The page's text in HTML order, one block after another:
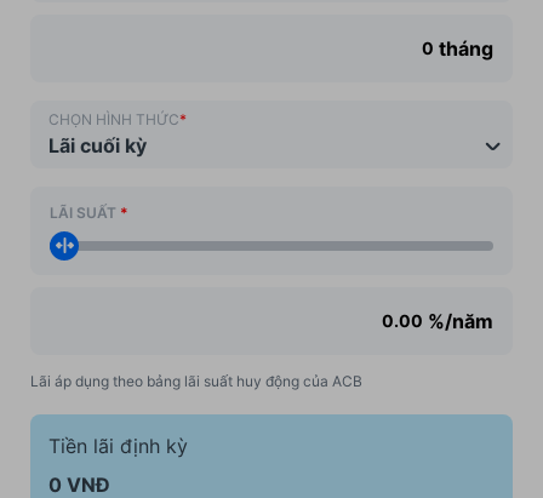
tháng
CHỌN HÌNH THỨC*
Lãi cuối kỳ
LÃI SUẤT *
%/năm
Lãi áp dụng theo bảng lãi suất huy động của ACB
Tiền lãi định kỳ
0 VNĐ